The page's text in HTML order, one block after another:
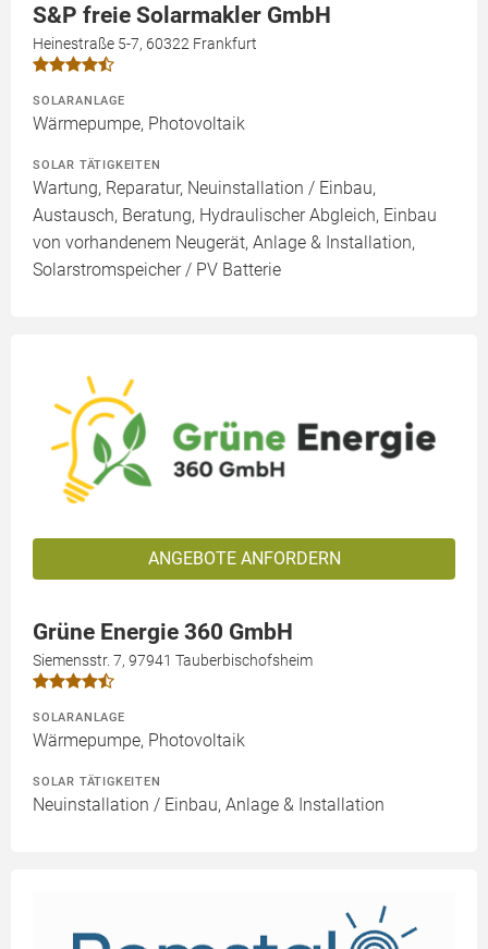
S&P freie Solarmakler GmbH
Heinestraße 5-7, 60322 Frankfurt
SOLARANLAGE
Wärmepumpe, Photovoltaik
SOLAR TÄTIGKEITEN
Wartung, Reparatur, Neuinstallation / Einbau,
Austausch, Beratung, Hydraulischer Abgleich, Einbau
von vorhandenem Neugerät, Anlage & Installation,
Solarstromspeicher / PV Batterie
ANGEBOTE ANFORDERN
Grüne Energie 360 GmbH
Siemensstr. 7, 97941 Tauberbischofsheim
SOLARANLAGE
Wärmepumpe, Photovoltaik
SOLAR TÄTIGKEITEN
Neuinstallation / Einbau, Anlage & Installation